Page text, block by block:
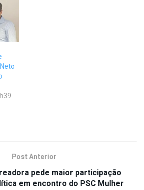
Post Anterior
pede maior participação
em encontro do PSC Mulher